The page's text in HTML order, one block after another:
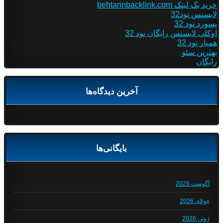
خرید بک لینک behtarinbacklink.com
لایسنس نود32
پسورد نود 32
اوکلی لایسنس رایگان نود 32
همیار نود 32
بهترین سئو
رایگان
آخرین دیدگاه‌ها
بایگانی‌ها
آگوست 2026
جولای 2026
ژوئن 2026